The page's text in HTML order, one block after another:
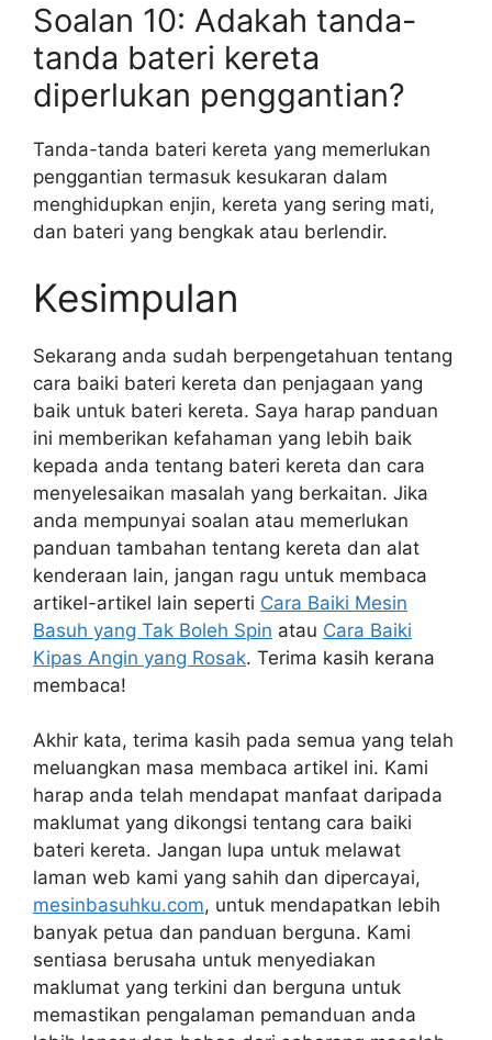
Soalan 10: Adakah tanda-
tanda bateri kereta
diperlukan penggantian?
Tanda-tanda bateri kereta yang memerlukan
penggantian termasuk kesukaran dalam
menghidupkan enjin, kereta yang sering mati,
dan bateri yang bengkak atau berlendir.
Kesimpulan
Sekarang anda sudah berpengetahuan tentang
cara baiki bateri kereta dan penjagaan yang
baik untuk bateri kereta. Saya harap panduan
ini memberikan kefahaman yang lebih baik
kepada anda tentang bateri kereta dan cara
menyelesaikan masalah yang berkaitan. Jika
anda mempunyai soalan atau memerlukan
panduan tambahan tentang kereta dan alat
kenderaan lain, jangan ragu untuk membaca
artikel-artikel lain seperti Cara Baiki Mesin
Basuh yang Tak Boleh Spin atau Cara Baiki
Kipas Angin yang Rosak. Terima kasih kerana
membaca!
Akhir kata, terima kasih pada semua yang telah
meluangkan masa membaca artikel ini. Kami
harap anda telah mendapat manfaat daripada
maklumat yang dikongsi tentang cara baiki
bateri kereta. Jangan lupa untuk melawat
laman web kami yang sahih dan dipercayai,
mesinbasuhku.com, untuk mendapatkan lebih
banyak petua dan panduan berguna. Kami
sentiasa berusaha untuk menyediakan
maklumat yang terkini dan berguna untuk
memastikan pengalaman pemanduan anda